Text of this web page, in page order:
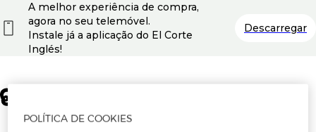
A melhor experiência de compra,
agora no seu telemóvel.
Instale já a aplicação do El Corte
Inglés!
Descarregar
POLÍTICA DE COOKIES